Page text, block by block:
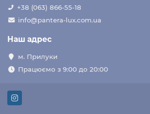
+38 (063) 866-55-18
info@pantera-lux.com.ua
Наш адрес
м. Прилуки
Працюємо з 9:00 до 20:00